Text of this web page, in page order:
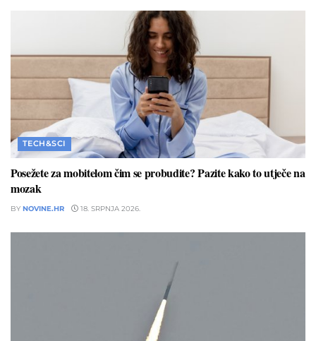
TECH&SCI
Posežete za mobitelom čim se probudite? Pazite kako to utječe na
mozak
BY NOVINE.HR 18. SRPNJA 2026.